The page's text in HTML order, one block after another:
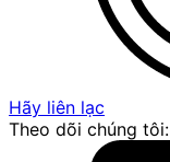
Hãy liên lạc
Theo dõi chúng tôi: